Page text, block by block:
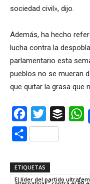
sociedad civil», dijo.
Además, ha hecho
lucha contra la
parlamentario esta
pueblos no se mueran
que quitar la grasa que
Facebook
Twitter Buffer
Compartir
ETIQUETAS
El líder del partido